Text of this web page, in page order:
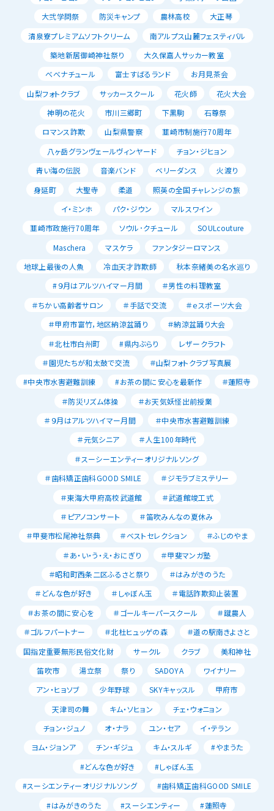
大弐学問祭
防災キャンプ 農林高校
大正琴
清泉寮プレミアムソフトクリーム
南アルプス山麓フェスティバル
築地新居御崎神社祭り
大久保嘉人サッカー教室
べべナチュール
富士すばるランド
お月見茶会
山梨フォトクラブ
サッカースクール 花火師
花火大会
神明の花火
市川三郷町 下黒駒
石尊祭
ロマンス詐欺
山梨県警察
韮崎市制施行70周年
八ヶ岳グランヴェールヴィンヤード
チョン・ジヒョン
青い海の伝説
音楽バンド ベリーダンス
火渡り
身延町
大聖寺 柔道
照英の全国チャレンジの旅
イ・ミンホ
パク・ジウン
マルスワイン
韮崎市政施行70周年
ソウル･クチュール
SOULcouture
Maschera
マスケラ
ファンタジーロマンス
地球上最後の人魚
冷血天才詐欺師
秋本奈緒美の名水巡り
#９月はアルツハイマー月間
＃男性の料理教室
＃ちかい高齢者サロン
＃手話で交流
＃ｅスポーツ大会
＃甲府市富竹，地区納涼盆踊り
＃納涼盆踊り大会
＃北杜市白州町
#県内ぶらり
レザークラフト
＃園児たちが和太鼓で交流
＃山梨フォトクラブ写真展
#中央市水害避難訓練
#お茶の間に安心を最新作
＃蓮照寺
＃防災リズム体操
＃お天気妖怪出前授業
＃９月はアルツハイマー月間
＃中央市水害避難訓練
＃元気シニア
＃人生100年時代
＃スーシーエンティーオリジナルソング
＃歯科矯正歯科GOOD SMILE
＃ジモラブミステリー
＃東海大甲府高校武道館
＃武道館竣工式
＃ピアノコンサート
＃笛吹みんなの夏休み
＃甲斐市松尾神社祭典
＃ベストセレクション
＃ふじのやま
＃あ・い・う・え・おにぎり
＃甲斐マンガ塾
＃昭和町西条二区ふるさと祭り
＃はみがきのうた
＃どんな色が好き
＃しゃぼん玉
＃電話詐欺抑止装置
＃お茶の間に安心を
＃ゴールキーパースクール
＃蹴農人
＃ゴルフパートナー
＃北杜ヒュッゲの森
＃道の駅南きよさと
国指定重要無形民俗文化財
サークル クラブ
美和神社
笛吹市
湯立祭 祭り SADOYA
ワイナリー
アン・ヒョソブ
少年野球 SKYキャッスル
甲府市
天津司の舞
キム・ソヒョン
チェ・ウォニョン
チョン・ジュノ
オ・ナラ ユン・セア
イ・テラン
ヨム・ジョンア
チン・ギジュ キム・スルギ
#やまうた
#どんな色が好き
#しゃぼん玉
#スーシエンティーオリジナルソング
#歯科矯正歯科GOOD SMILE
#はみがきのうた
#スーシエンティー
#蓮照寺